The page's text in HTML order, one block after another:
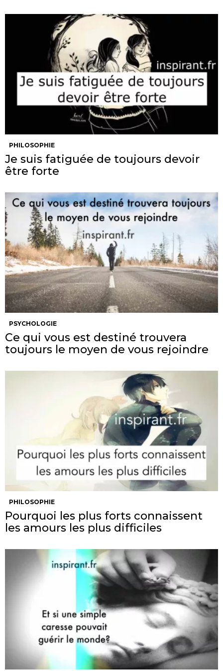
PHILOSOPHIE
Je suis fatiguée de toujours devoir
être forte
PSYCHOLOGIE
Ce qui vous est destiné trouvera
toujours le moyen de vous rejoindre
PHILOSOPHIE
Pourquoi les plus forts connaissent
les amours les plus difficiles